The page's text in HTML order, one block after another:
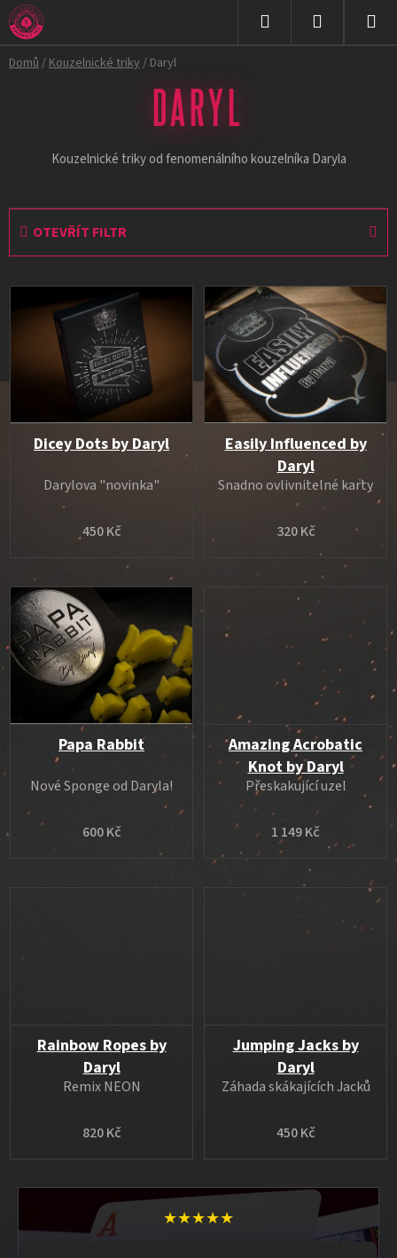
Přejít
na
obsah
Domů/Kouzelnické triky/ Daryl
DARYL
Kouzelnické triky od fenomenálního kouzelníka Daryla
OTEVŘÍT FILTR
V
r
Dicey Dots by Daryl
450 Kč
Darylova "novinka"
Easily Influenced by
Daryl
320 Kč
Snadno ovlivnitelné karty
Papa Rabbit
600 Kč
Nové Sponge od Daryla!
Amazing Acrobatic
Knot by Daryl
1 149 Kč
Přeskakující uzel
Rainbow Ropes by
Daryl
820 Kč
Remix NEON
Jumping Jacks by
Daryl
450 Kč
Záhada skákajících Jacků
★★★★★